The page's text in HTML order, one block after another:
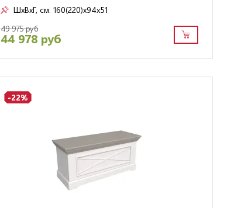
ШxВxГ, см: 160(220)x94x51
49 975 руб
44 978 руб
-22%